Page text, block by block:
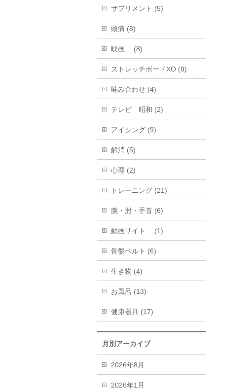
サプリメント (5)
頭痛 (8)
映画 (8)
ストレッチボードXO (8)
噛み合わせ (4)
テレビ 昭和 (2)
アイシング (9)
解消 (5)
心理 (2)
トレーニング (21)
腕・肘・手首 (6)
動画サイト (1)
骨盤ベルト (6)
生き物 (4)
お風呂 (13)
健康器具 (17)
月別アーカイブ
2026年8月
2026年1月